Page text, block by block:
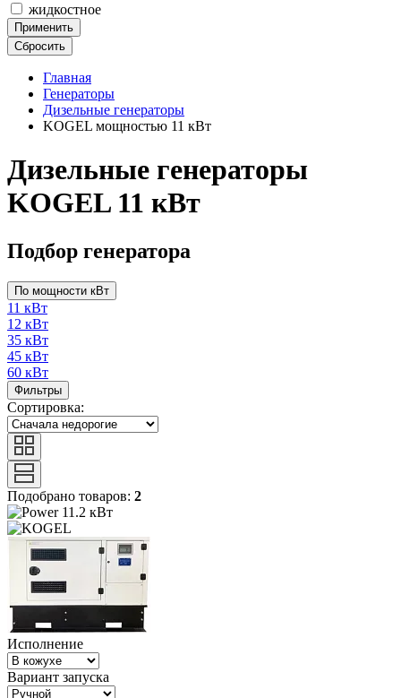
жидкостное
Применить
Сбросить
Главная
Генераторы
Дизельные генераторы
KOGEL мощностью 11 кВт
Дизельные генераторы
KOGEL 11 кВт
Подбор генератора
По мощности кВт
11 кВт
12 кВт
35 кВт
45 кВт
60 кВт
Фильтры
Сортировка:
Подобрано товаров: 2
11.2 кВт
Исполнение
Вариант запуска